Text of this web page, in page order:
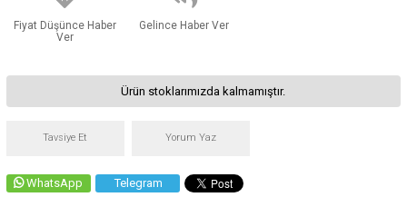
Fiyat Düşünce Haber
Ver
Gelince Haber Ver
Ürün stoklarımızda kalmamıştır.
Tavsiye Et Yorum Yaz
WhatsApp Telegram